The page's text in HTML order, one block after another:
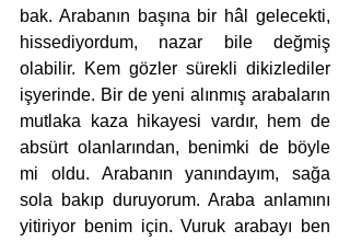
bak. Arabanın başına bir hâl gelecekti,
hissediyordum, nazar bile değmiş
olabilir. Kem gözler sürekli dikizlediler
işyerinde. Bir de yeni alınmış arabaların
mutlaka kaza hikayesi vardır, hem de
absürt olanlarından, benimki de böyle
mi oldu. Arabanın yanındayım, sağa
sola bakıp duruyorum. Araba anlamını
yitiriyor benim için. Vuruk arabayı ben